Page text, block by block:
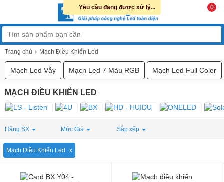
0
Trang chủ Mạch Điều Khiển Led
Mạch Led Vẫy Mạch Led 7 Màu RGB Mạch Led Full Color
MẠCH ĐIỀU KHIỂN LED
Hãng SX Mức Giá Sắp xếp
Mạch Điều Khiển Led
Yêu cầu đang được xử lý...